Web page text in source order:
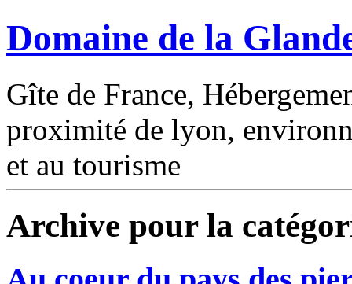
Domaine de la
Gîte de France,
proximité de lyon,
et au tourisme
Archive pour la